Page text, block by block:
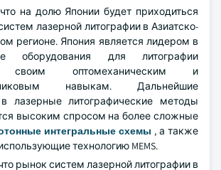
на долю Японии будет приходиться
лазерной литографии в Азиатско-
регионе. Япония является лидером в
оборудования для литографии
своим оптомеханическим и
навыкам. Дальнейшие
лазерные литографические методы
высоким спросом на более сложные
интегральные схемы , а также
технологию MEMS.
рынок систем лазерной литографии в